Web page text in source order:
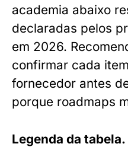
academia abaixo
declaradas pelos
em 2026.
confirmar cada
fornecedor antes
porque roadmaps
Legenda da tabela.